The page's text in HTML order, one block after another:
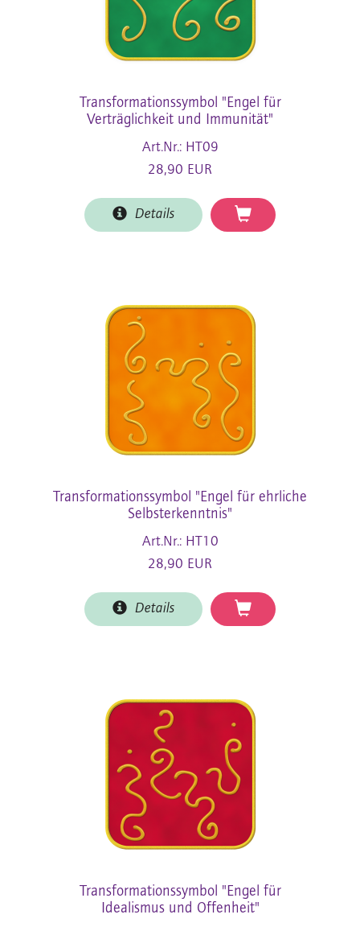
Transformationssymbol "Engel für
Verträglichkeit und Immunität"
Art.Nr.: HT09
28,90 EUR
Details
Transformationssymbol "Engel für ehrliche
Selbsterkenntnis"
Art.Nr.: HT10
28,90 EUR
Details
Transformationssymbol "Engel für
Idealismus und Offenheit"